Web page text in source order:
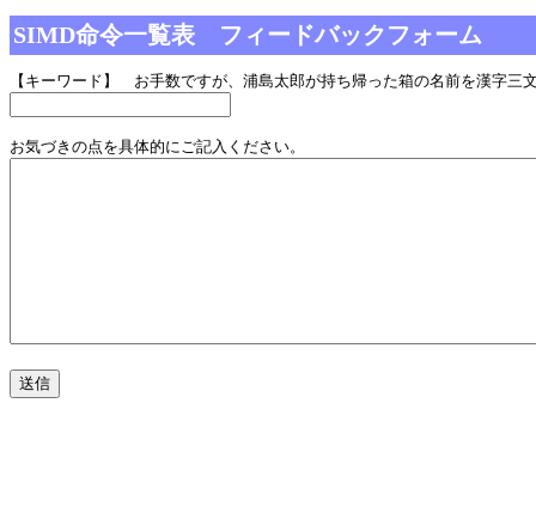
SIMD命令一覧表 フィードバックフォーム
【キーワード】 お手数ですが、浦島太郎が持ち帰った箱の名前を漢字三
お気づきの点を具体的にご記入ください。